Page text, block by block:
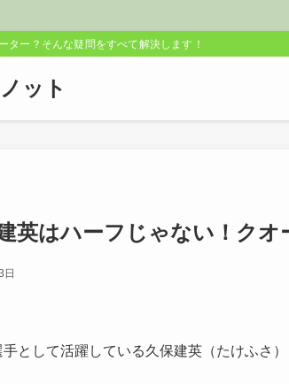
ター？そんな疑問をすべて解決します！
ット
英はハーフじゃない！クオ
日
として活躍している久保建英（たけふさ）